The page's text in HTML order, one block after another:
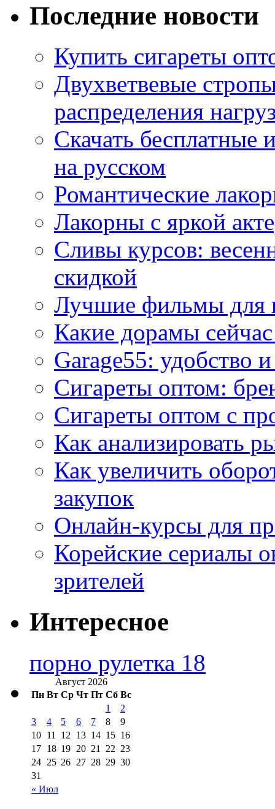
Последние новости
Купить сигареты
Двухветвевые
распределения
Скачать
на русском
Романтические
Лакорны с яркой
Сливы курсов:
скидкой
Лучшие фильмы для
Какие дорамы
Garage55: удобство
Сигареты оптом:
Сигареты оптом с
Как анализировать
Как увеличить
закупок
Онлайн-курсы для
Корейские сериалы
зрителей
Интересное
порно рулетка 18
Август 2026
Пн Вт Ср Чт Пт Сб Вс
« Июл
1
2
3
4 5 6 7 8
9
10 11 12 13 14 15 16
17 18 19 20 21 22 23
24 25 26 27 28 29 30
31